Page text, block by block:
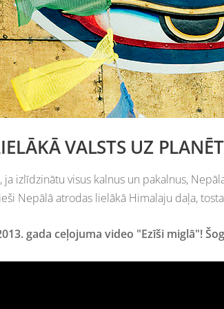
VALSTS UZ
ja izlīdzinātu visus kalnus un pakalnus,
Nepālā atrodas lielākā Himalaju daļa,
gada ceļojuma video "Ezīši miglā"!